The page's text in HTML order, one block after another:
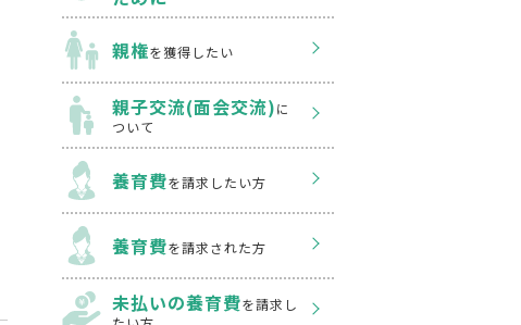
親権を獲得したい
親子交流(面会交流)に
ついて
養育費を請求したい方
養育費を請求された方
未払いの養育費を請求し